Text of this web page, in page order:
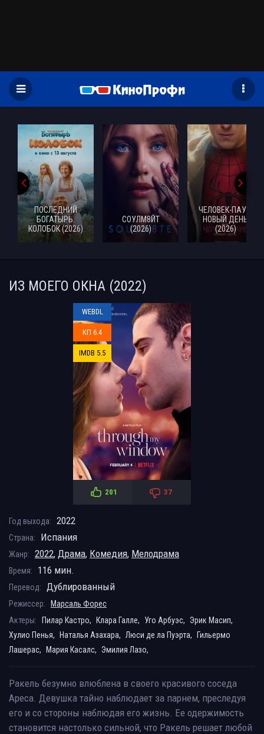
ПОСЛЕДНИЙ
БОГАТЫРЬ.
КОЛОБОК (2026)
СОУЛМ8ЙТ
(2026)
ЧЕЛОВЕК-ПАУК:
НОВЫЙ ДЕНЬ
(2026)
ИЗ МОЕГО ОКНА (2022)
WEBDL
КП 6.4
IMDB 5.5
201 37
Год выхода: 2022
Страна: Испания
Жанр: 2022, Драма, Комедия, Мелодрама
Время: 116 мин.
Перевод: Дублированный
Режиссер:
Марсаль Форес
Актеры:
Пилар Кастро, Клара Галле, Уго Арбуэс, Эрик Масип,
Хулио Пенья,
Наталья Азахара, Люси де ла Пуэрта,
Гильермо
Лашерас,
Мария Касалс, Эмилия Лазо,
Ракель безумно влюблена в своего красивого соседа
Ареса. Девушка тайно наблюдает за парнем, преследуя
его и со стороны наблюдая его жизнь. Ее одержимость
становится настолько сильной, что Ракель решает любой